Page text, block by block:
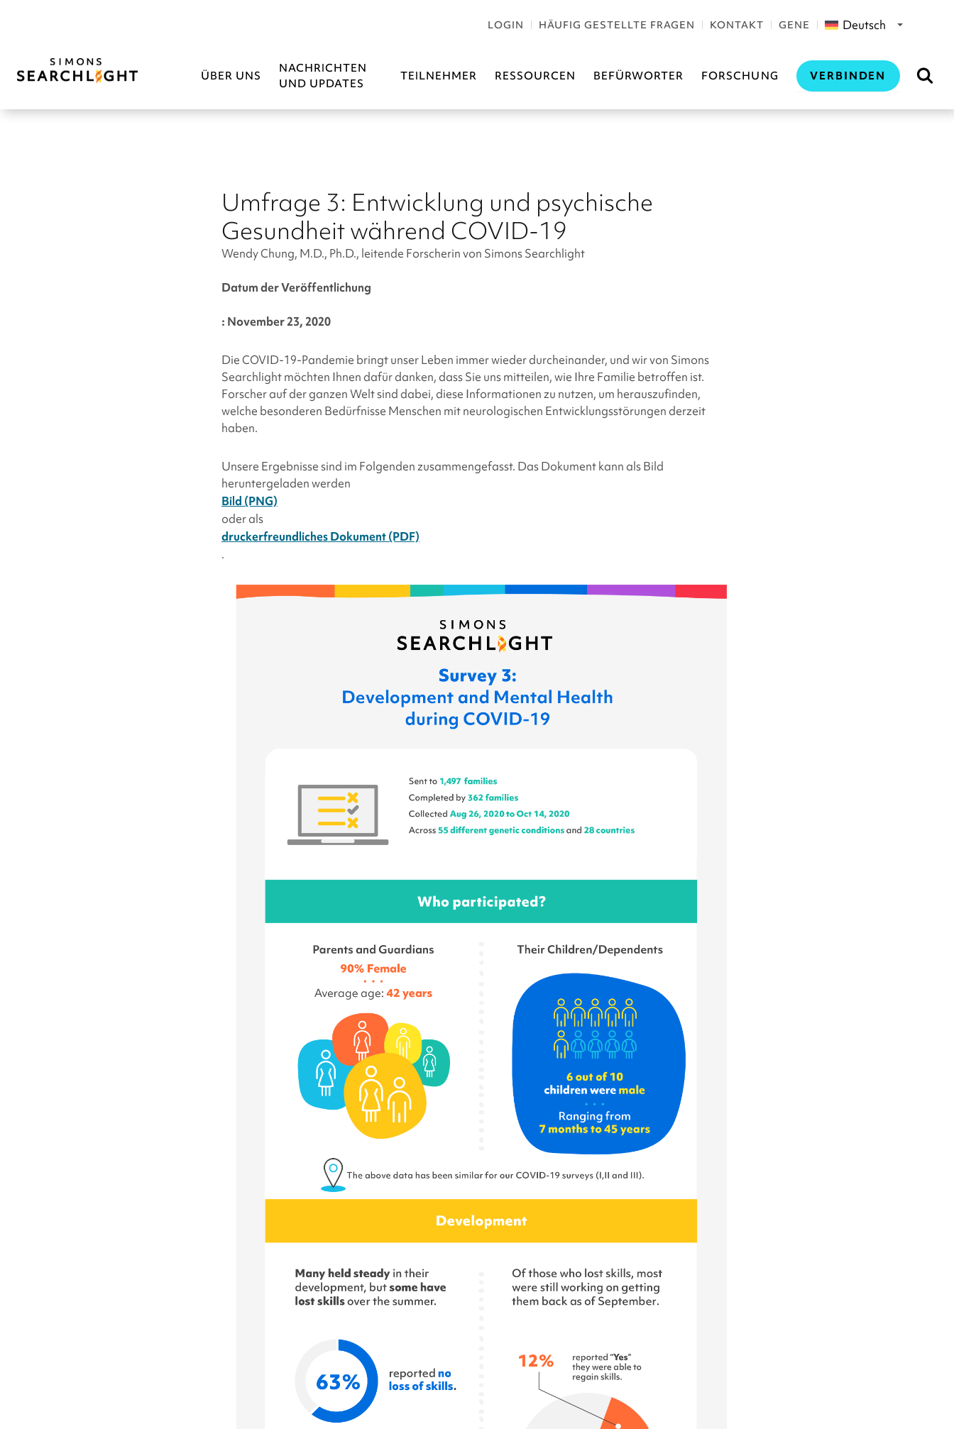
LOGIN HÄUFIG GESTELLTE FRAGEN KONTAKT GENE Deutsch
ÜBER UNS
NACHRICHTEN
UND UPDATES
TEILNEHMER RESSOURCEN BEFÜRWORTER FORSCHUNG VERBINDEN
Umfrage 3: Entwicklung und psychische
Gesundheit während COVID-19
Wendy Chung, M.D., Ph.D., leitende Forscherin von Simons Searchlight
Datum der Veröffentlichung
: November 23, 2020
Die COVID-19-Pandemie bringt unser Leben immer wieder durcheinander, und wir von Simons
Searchlightmöchten Ihnen dafür danken, dass Sie uns mitteilen, wie Ihre Familie betroffen ist.
Forscher auf der ganzen Welt sind dabei, diese Informationen zu nutzen, um herauszufinden,
welche besonderen Bedürfnisse Menschen mit neurologischen Entwicklungsstörungen derzeit
haben.
Unsere Ergebnisse sind im Folgenden zusammengefasst. Das Dokument kann als Bild
heruntergeladen werden
Bild (PNG)
oder als
druckerfreundliches Dokument (PDF)
.